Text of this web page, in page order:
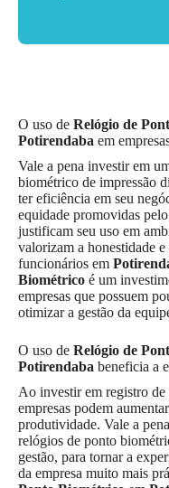
O uso de Relógio de
Potirendaba em
Vale a pena investir em
biométrico de impressão
ter eficiência em seu
equidade promovidas
justificam seu uso em
valorizam a honestidade
funcionários em
Biométrico é um
empresas que possuem
otimizar a gestão da
O uso de Relógio de
Potirendaba beneficia a
Ao investir em registro
empresas podem
produtividade. Vale a
relógios de ponto
gestão, para tornar a
da empresa muito mais